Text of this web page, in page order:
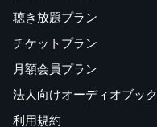
聴き放題プラン
チケットプラン
月額会員プラン
法人向けオーディオブック
利用規約